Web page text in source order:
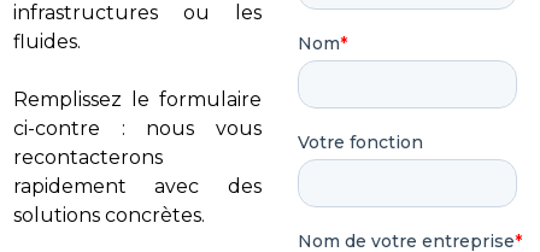
infrastructures ou les
fluides.
Remplissez le formulaire
ci-contre : nous vous
recontacterons
rapidement avec des
solutions concrètes.